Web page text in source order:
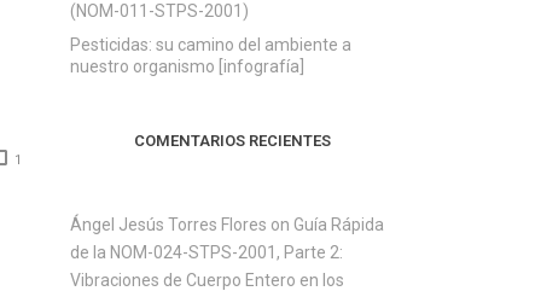
1
(NOM-011-STPS-2001)
Pesticidas: su camino del ambiente a
nuestro organismo [infografía]
COMENTARIOS RECIENTES
Ángel Jesús Torres Flores on Guía Rápida
de la NOM-024-STPS-2001, Parte 2:
Vibraciones de Cuerpo Entero en los